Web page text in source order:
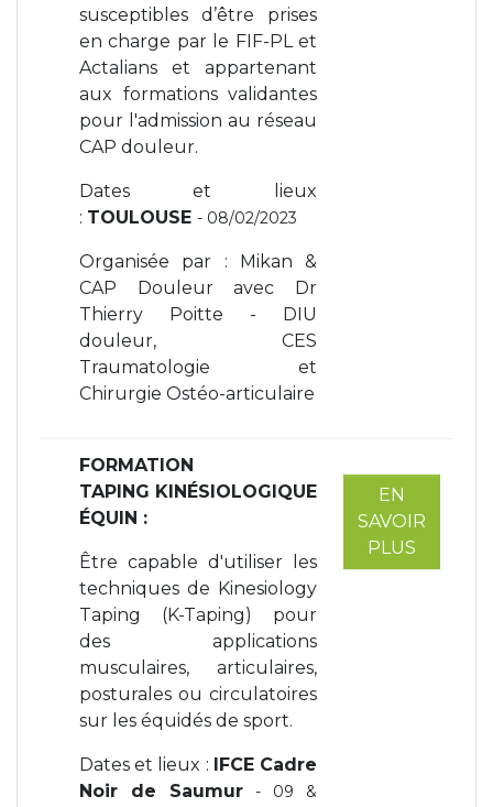
susceptibles d’être prises
en charge par le FIF-PL et
Actalians et appartenant
aux formations validantes
pour l'admission au réseau
CAP douleur.
Dates et lieux
: TOULOUSE - 08/02/2023
Organisée par : Mikan &
CAP Douleur avec Dr
Thierry Poitte - DIU
douleur, CES
Traumatologie et
Chirurgie Ostéo-articulaire
FORMATION
TAPING KINÉSIOLOGIQUE
ÉQUIN :
Être capable d'utiliser les
techniques de Kinesiology
Taping (K-Taping) pour
des applications
musculaires, articulaires,
posturales ou circulatoires
sur les équidés de sport.
Dates et lieux : IFCE Cadre
Noir de Saumur
- 09 &
EN
SAVOIR
PLUS